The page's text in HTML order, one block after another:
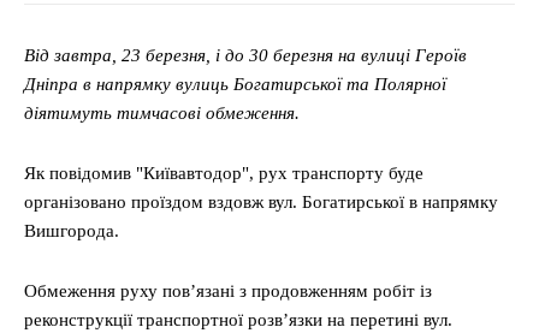
Від завтра, 23 березня, і до 30 березня на вулиці Героїв
Дніпра в напрямку вулиць Богатирської та Полярної
діятимуть тимчасові обмеження.
Як повідомив "Київавтодор", рух транспорту буде
організовано проїздом вздовж вул. Богатирської в напрямку
Вишгорода.
Обмеження руху пов’язані з продовженням робіт із
реконструкції транспортної розв’язки на перетині вул.